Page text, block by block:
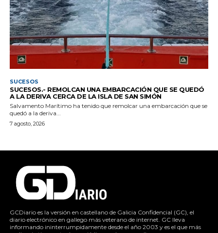
SUCESOS
SUCESOS.- REMOLCAN UNA EMBARCACIÓN QUE SE QUEDÓ
A LA DERIVA CERCA DE LA ISLA DE SAN SIMÓN
Salvamento Marítimo ha tenido que remolcar una embarcación que se
quedó a la deriva...
7 agosto, 2026
GCDiario es la versión en castellano de Galicia Confidencial (GC), el
diario electrónico en gallego más veterano de internet. GC lleva
informando ininterrumpidamente desde el año 2003 y es el que más